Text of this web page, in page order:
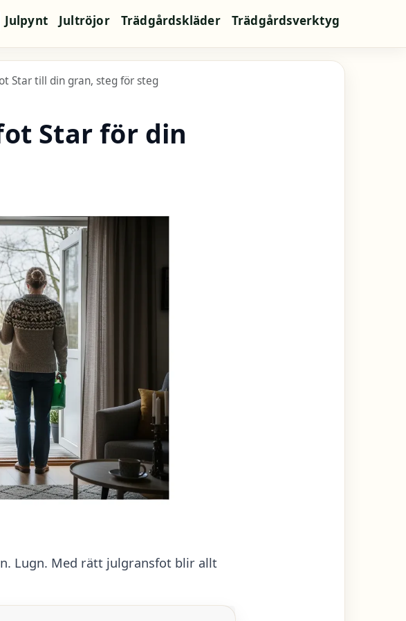
Julpynt Jultröjor Trädgårdskläder Trädgårdsverktyg
Star till din gran, steg för steg
Star för din
Lugn. Med rätt julgransfot blir allt